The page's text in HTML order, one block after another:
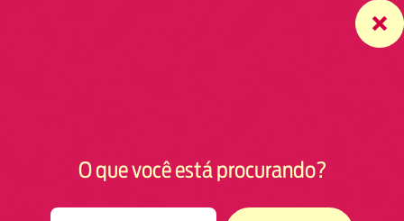
O que você está procurando?